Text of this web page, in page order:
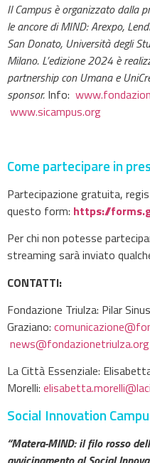
Il Campus è organizzato dalla
le ancore di MIND: Arexpo,
San Donato, Università degli
Milano. L’edizione 2024 è
partnership con Umana e
sponsor. Info:
www.sicampus.org
Come partecipare in
Partecipazione gratuita,
questo form: https://
Per chi non potesse
streaming sarà inviato
CONTATTI:
Fondazione Triulza: Pilar
Graziano:
news@fondazionetriulza.org
La Città Essenziale:
Morelli:
Social Innovation
“Matera-MIND: il filo rosso